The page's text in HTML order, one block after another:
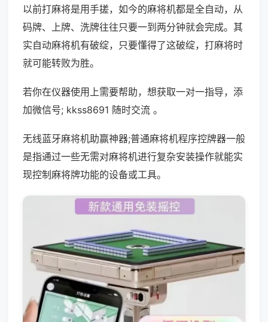
以前打麻将是用手搓，如今的麻将机都是全自动，从
码牌、上牌、洗牌往往只要一到两分钟就会完成。其
实自动麻将机有破绽，只要懂得了这破绽，打麻将时
就可能转败为胜。
若你在仪器使用上需要帮助，想获取一对一指导，添
加微信号; kkss8691 随时交流 。
无线蓝牙麻将机助赢神器;普通麻将机程序控牌器一般
是指通过一些无需对麻将机进行复杂安装操作就能实
现控制麻将牌功能的设备或工具。